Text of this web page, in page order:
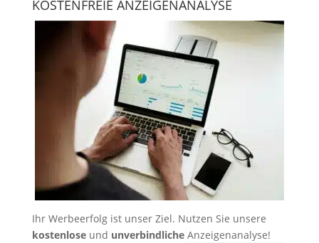
KOSTENFREIE ANZEIGENANALYSE
Ihr Werbeerfolg ist unser Ziel. Nutzen Sie unsere
kostenloseund unverbindlicheAnzeigenanalyse!